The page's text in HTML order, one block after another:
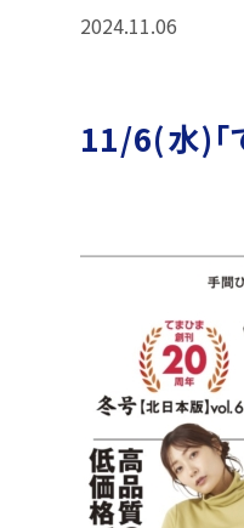
2024.11.06
11/6(水)｢